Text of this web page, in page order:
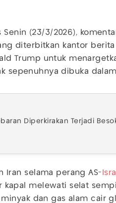
(23/3/2026),
diterbitkan kantor berita
Trump untuk
sepenuhnya dibuka
Diperkirakan Terjadi
Iran selama perang AS-
kapal melewati selat
dan gas alam cair